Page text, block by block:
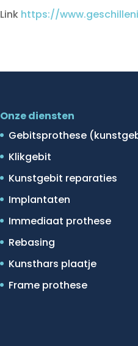
Link https://
Onze diensten
Gebitsprothese
Klikgebit
Kunstgebit reparaties
Implantaten
Immediaat prothese
Rebasing
Kunsthars plaatje
Frame prothese